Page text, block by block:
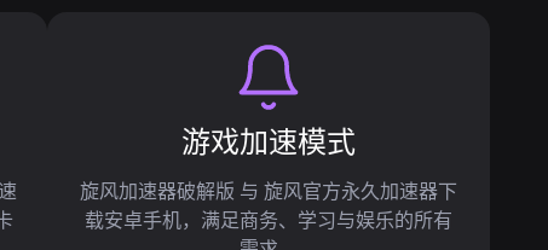
游戏加速模式
旋风加速器破解版 与 旋风官方永久加速器下
载安卓手机，满足商务、学习与娱乐的所有